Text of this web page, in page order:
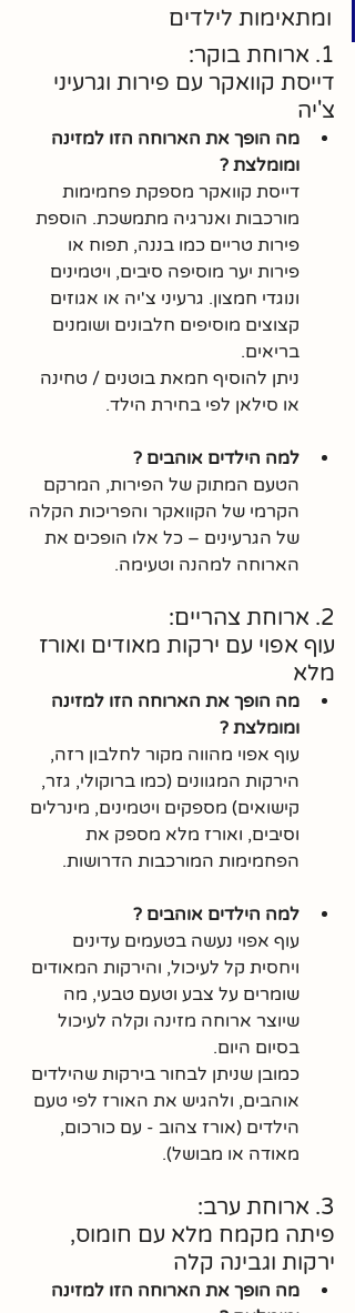
ומתאימות לילדים
1. ארוחת בוקר:
דייסת קוואקר עם פירות וגרעיני
צ'יה
מה הופך את הארוחה הזו למזינה
ומומלצת ?
דייסת קוואקר מספקת פחמימות
מורכבות ואנרגיה מתמשכת. הוספת
פירות טריים כמו בננה, תפוח או
פירות יער מוסיפה סיבים, ויטמינים
ונוגדי חמצון. גרעיני צ'יה או אגוזים
קצוצים מוסיפים חלבונים ושומנים
בריאים.
ניתן להוסיף חמאת בוטנים / טחינה
או סילאן לפי בחירת הילד.
למה הילדים אוהבים ?
הטעם המתוק של הפירות, המרקם
הקרמי של הקוואקר והפריכות הקלה
של הגרעינים – כל אלו הופכים את
הארוחה למהנה וטעימה.
2. ארוחת צהריים:
עוף אפוי עם ירקות מאודים ואורז
מלא
מה הופך את הארוחה הזו למזינה
ומומלצת ?
עוף אפוי מהווה מקור לחלבון רזה,
הירקות המגוונים (כמו ברוקולי, גזר,
קישואים) מספקים ויטמינים, מינרלים
וסיבים, ואורז מלא מספק את
הפחמימות המורכבות הדרושות.
למה הילדים אוהבים ?
עוף אפוי נעשה בטעמים עדינים
ויחסית קל לעיכול, והירקות המאודים
שומרים על צבע וטעם טבעי, מה
שיוצר ארוחה מזינה וקלה לעיכול
בסיום היום.
כמובן שניתן לבחור בירקות שהילדים
אוהבים, ולהגיש את האורז לפי טעם
הילדים (אורז צהוב - עם כורכום,
מאודה או מבושל).
3. ארוחת ערב:
פיתה מקמח מלא עם חומוס,
ירקות וגבינה קלה
מה הופך את הארוחה הזו למזינה